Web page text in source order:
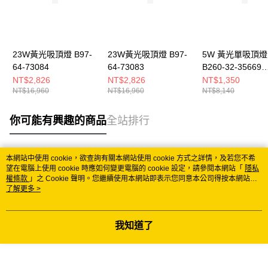
23W黃光吸頂燈 B97-
64-73084
NT$2,826
NT$16,960
23W黃光吸頂燈 B97-
64-73083
NT$2,826
NT$16,960
5W 黃光單吸頂燈
B260-32-35669
3566A
NT$1,350
NT$8,140
你可能有興趣的商品全站排行
熱門標籤
本網站中使用 cookie，欲查詢有關本網站使用 cookie 方式之詳情，及若您不希
望在電腦上使用 cookie 時應如何變更電腦的 cookie 設定，請參閱本網站「 隱私
權條款 」之 Cookie 聲明。您繼續使用本網站即表示您同意本公司得按本網站使
用條款之 Cookie 聲明使用 cookie。
了解更多 >
我知道了